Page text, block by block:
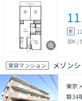
敷
3DK /
賃貸マンション メゾン
東京
築34